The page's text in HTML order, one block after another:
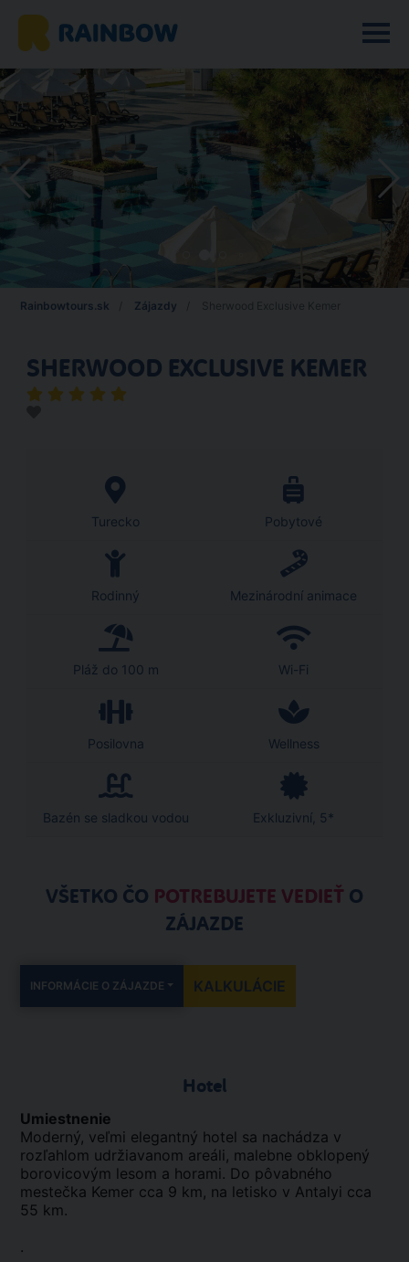
Rainbowtours.sk Zájazdy
SHERWOOD EXCLUSIVE KEMER
Turecko Pobytové
Rodinný Mezinárodní animace
Pláž do 100 m Wi-Fi
Posilovna Wellness
Bazén se sladkou vodou Exkluzivní, 5*
VŠETKO ČO POTREBUJETE VEDIEŤ O
ZÁJAZDE
INFORMÁCIE O ZÁJAZDE KALKULÁCIE
Hotel
Umiestnenie
Moderný, veľmi elegantný hotel sa nachádza v
rozľahlom udržiavanom areáli, malebne obklopený
borovicovým lesom a horami. Do pôvabného
mestečka Kemer cca 9 km, na letisko v Antalyi cca
55 km.
.